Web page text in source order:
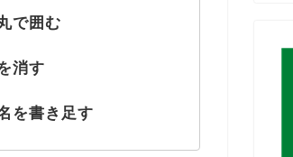
で囲む
消す
を書き足す